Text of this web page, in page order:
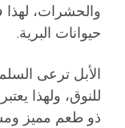
والحشرات،
حيوانات البرية.
الأبل ترعى
للنوق، ولهذا
ذو طعم مميز